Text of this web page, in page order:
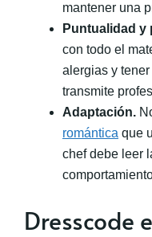
mantener una
Puntualidad y
con todo el
alergias y
transmite
Adaptación.
romántica que
chef debe leer
Dresscode